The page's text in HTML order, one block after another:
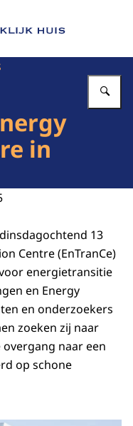
Het Koninklijk Huis
in
13
Centre (EnTranCe)
energietransitie
en Energy
en onderzoekers
zoeken zij naar
naar een
op schone
opent het Energy Transition